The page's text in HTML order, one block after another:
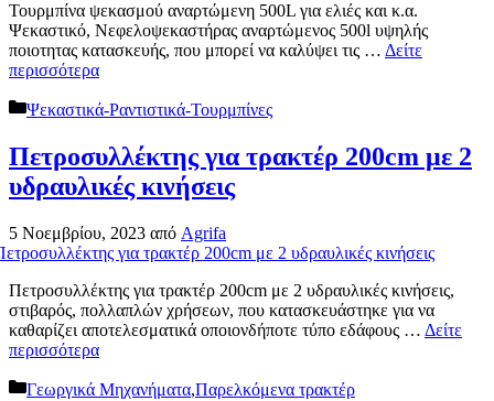
Τουρμπίνα ψεκασμού αναρτώμενη 500L για ελιές και κ.α.
Ψεκαστικό, Νεφελοψεκαστήρας αναρτώμενος 500l υψηλής
ποιοτητας κατασκευής, που μπορεί να καλύψει τις … Δείτε
περισσότερα
Κατηγορίες
Ψεκαστικά-Ραντιστικά-Τουρμπίνες
Πετροσυλλέκτης για τρακτέρ 200cm με 2
υδραυλικές κινήσεις
5 Νοεμβρίου, 2023 από Agrifa
Πετροσυλλέκτης για τρακτέρ 200cm με 2 υδραυλικές κινήσεις,
στιβαρός, πολλαπλών χρήσεων, που κατασκευάστηκε για να
καθαρίζει αποτελεσματικά οποιονδήποτε τύπο εδάφους … Δείτε
περισσότερα
Κατηγορίες
Γεωργικά Μηχανήματα,Παρελκόμενα τρακτέρ